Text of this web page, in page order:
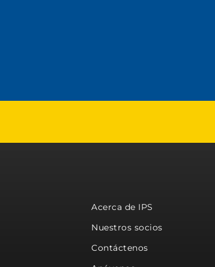
Acerca de IPS
Nuestros socios
Contáctenos